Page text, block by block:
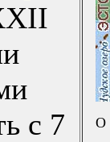
с 7
О